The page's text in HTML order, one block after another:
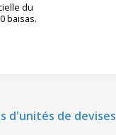
du
baisas.
d'unités de devises